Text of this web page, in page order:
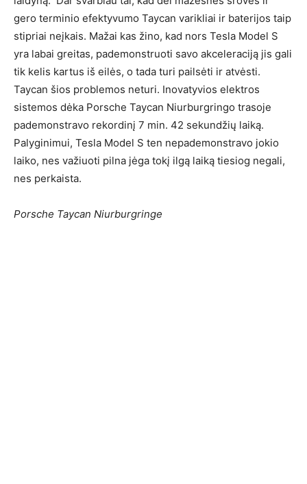
gero terminio efektyvumo Taycan varikliai ir baterijos taip
stipriai neįkais. Mažai kas žino, kad nors Tesla Model S
yra labai greitas, pademonstruoti savo akceleraciją jis gali
tik kelis kartus iš eilės, o tada turi pailsėti ir atvėsti.
Taycan šios problemos neturi. Inovatyvios elektros
sistemos dėka Porsche Taycan Niurburgringo trasoje
pademonstravo rekordinį 7 min. 42 sekundžių laiką.
Palyginimui, Tesla Model S ten nepademonstravo jokio
laiko, nes važiuoti pilna jėga tokį ilgą laiką tiesiog negali,
nes perkaista.
Porsche Taycan Niurburgringe